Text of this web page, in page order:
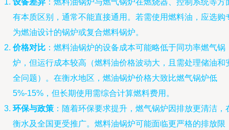
设备差异 ：燃料油锅炉与燃气锅炉在燃烧器、控制系统等方
有本质区别，通常不能直接通用。若需使用燃料油，应选购
为燃油设计的锅炉或复合燃料锅炉。
价格对比 ：燃料油锅炉的设备成本可能略低于同功率燃气锅
炉，但运行成本较高（燃料油价格波动大，且需处理储油和
全问题）。在衡水地区，燃油锅炉价格大致比燃气锅炉低
5%-15%，但长期使用需综合计算燃料费用。
环保与政策 ：随着环保要求提升，燃气锅炉因排放更清洁，
衡水及全国更受推广。燃料油锅炉可能面临更严格的排放限